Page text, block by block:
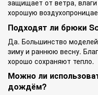
защищает от ветра,
хорошую
Подходят ли брюки
Да. Большинство
зиму и раннюю весну.
хорошо сохраняют тепло.
Можно ли
дождём?